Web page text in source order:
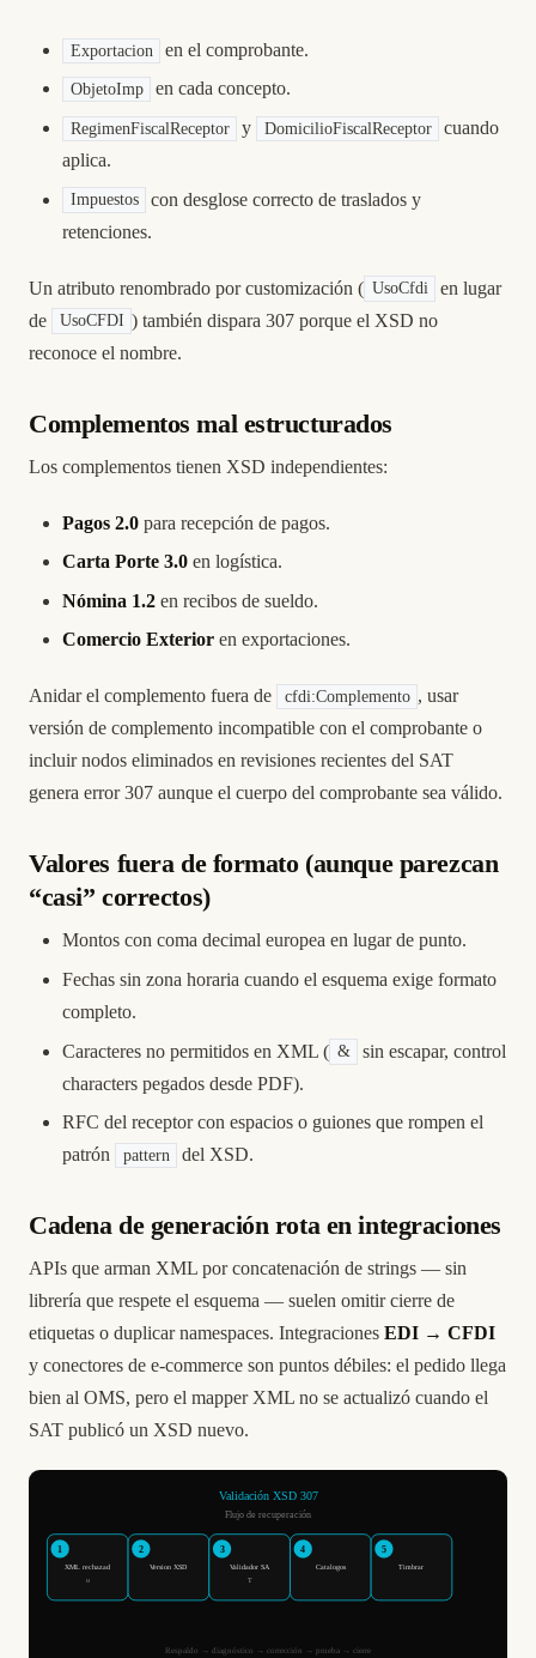
Exportacion en el comprobante.
ObjetoImp en cada concepto.
RegimenFiscalReceptor y DomicilioFiscalReceptor
cuando
aplica.
Impuestos
con desglose correcto de traslados y
retenciones.
Un atributo renombrado por customización ( UsoCfdi
en lugar
de
UsoCFDI ) también dispara 307 porque el XSD no
reconoce el nombre.
Complementos mal estructurados
Los complementos tienen XSD independientes:
Pagos 2.0 para recepción de pagos.
Carta Porte 3.0 en logística.
Nómina 1.2 en recibos de sueldo.
Comercio Exterior en exportaciones.
Anidar el complemento fuera de cfdi:Complemento , usar
versión de complemento incompatible con el comprobante o
incluir nodos eliminados en revisiones recientes del SAT
genera error 307 aunque el cuerpo del comprobante sea válido.
Valores fuera de formato (aunque parezcan
“casi” correctos)
Montos con coma decimal europea en lugar de punto.
Fechas sin zona horaria cuando el esquema exige formato
completo.
Caracteres no permitidos en XML ( &
sin escapar, control
characters pegados desde PDF).
RFC del receptor con espacios o guiones que rompen el
patrón
pattern del XSD.
Cadena de generación rota en integraciones
APIs que arman XML por concatenación de strings — sin
librería que respete el esquema — suelen omitir cierre de
etiquetas o duplicar namespaces. Integraciones EDI → CFDI
y conectores de e-commerce son puntos débiles: el pedido llega
bien al OMS, pero el mapper XML no se actualizó cuando el
SAT publicó un XSD nuevo.